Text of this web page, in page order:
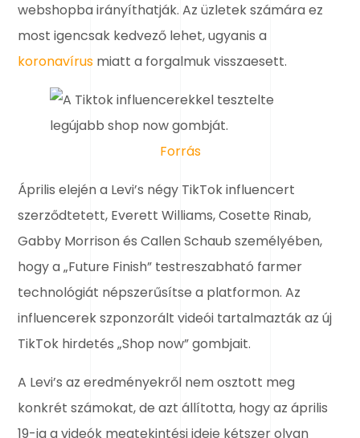
webshopba irányíthatják. Az üzletek számára ez
most igencsak kedvező lehet, ugyanis a
koronavírus miatt a forgalmuk visszaesett.
Forrás
Április elején a Levi’s négy TikTok influencert
szerződtetett, Everett Williams, Cosette Rinab,
Gabby Morrison és Callen Schaub személyében,
hogy a „Future Finish” testreszabható farmer
technológiát népszerűsítse a platformon. Az
influencerek szponzorált videói tartalmazták az új
TikTok hirdetés „Shop now” gombjait.
A Levi’s az eredményekről nem osztott meg
konkrét számokat, de azt állította, hogy az április
19-ig a videók megtekintési ideje kétszer olyan